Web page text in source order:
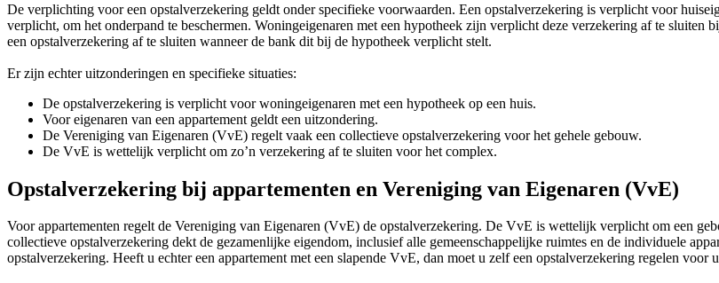
De verplichting voor een opstalverzekering geldt onder specifieke voorwaarden. Een opstalverzekering is verplicht voor
verplicht, om het onderpand te beschermen. Woningeigenaren met een hypotheek zijn verplicht deze verzekering af te
een opstalverzekering af te sluiten wanneer de bank dit bij de hypotheek verplicht stelt.
Er zijn echter uitzonderingen en specifieke situaties:
De opstalverzekering is verplicht voor woningeigenaren met een hypotheek op een huis.
Voor eigenaren van een appartement geldt een uitzondering.
De Vereniging van Eigenaren (VvE) regelt vaak een collectieve opstalverzekering voor het gehele gebouw.
De VvE is wettelijk verplicht om zo’n verzekering af te sluiten voor het complex.
Opstalverzekering bij appartementen en Vereniging van Eigenaren (VvE)
Voor appartementen regelt de Vereniging van Eigenaren (VvE) de opstalverzekering. De VvE is wettelijk verplicht om een
collectieve opstalverzekering dekt de gezamenlijke eigendom, inclusief alle gemeenschappelijke ruimtes en de individuele
opstalverzekering. Heeft u echter een appartement met een slapende VvE, dan moet u zelf een opstalverzekering regelen voor